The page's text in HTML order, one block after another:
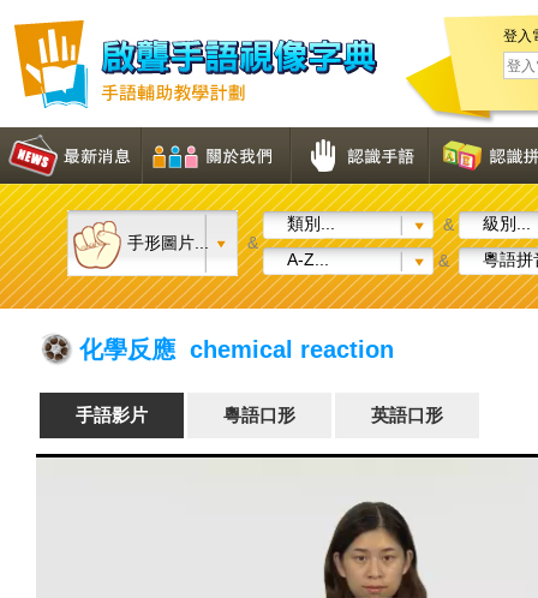
登入
手形圖片... &
類別... &
級別...
A-Z...
& 粵語拼
化學反應 chemical reaction
手語影片 粵語口形 英語口形